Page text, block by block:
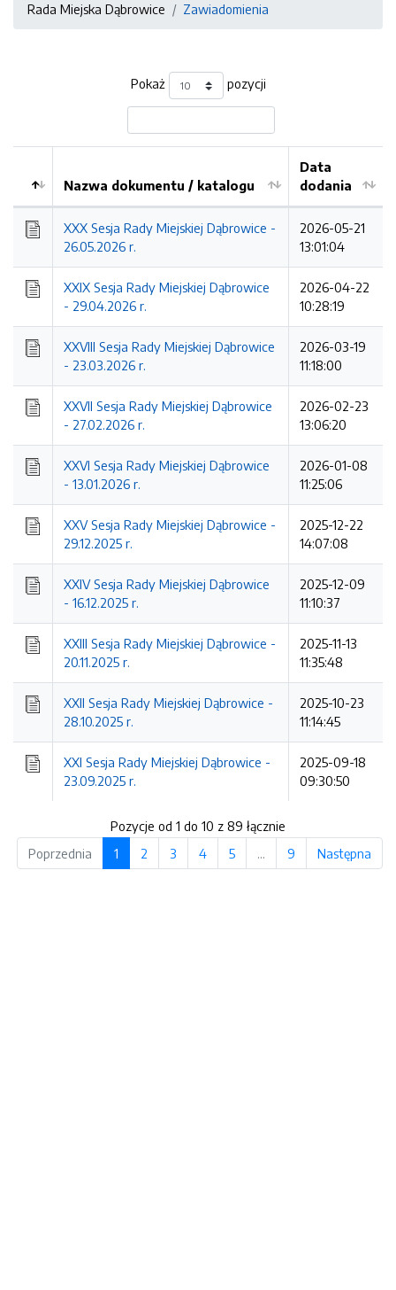
Rada Miejska Dąbrowice Zawiadomienia
Pokaż pozycji
Kolejność
Nazwa dokumentu / katalogu
Data
dodania
XXX Sesja Rady Miejskiej Dąbrowice -
26.05.2026 r.
2026-05-21
13:01:04
XXIX Sesja Rady Miejskiej Dąbrowice
- 29.04.2026 r.
2026-04-22
10:28:19
XXVIII Sesja Rady Miejskiej Dąbrowice
- 23.03.2026 r.
2026-03-19
11:18:00
XXVII Sesja Rady Miejskiej Dąbrowice
- 27.02.2026 r.
2026-02-23
13:06:20
XXVI Sesja Rady Miejskiej Dąbrowice
- 13.01.2026 r.
2026-01-08
11:25:06
XXV Sesja Rady Miejskiej Dąbrowice -
29.12.2025 r.
2025-12-22
14:07:08
XXIV Sesja Rady Miejskiej Dąbrowice
- 16.12.2025 r.
2025-12-09
11:10:37
XXIII Sesja Rady Miejskiej Dąbrowice -
20.11.2025 r.
2025-11-13
11:35:48
XXII Sesja Rady Miejskiej Dąbrowice -
28.10.2025 r.
2025-10-23
11:14:45
XXI Sesja Rady Miejskiej Dąbrowice -
23.09.2025 r.
2025-09-18
09:30:50
Pozycje od 1 do 10 z 89 łącznie
Poprzednia
1 2 3 4 5 … 9 Następna